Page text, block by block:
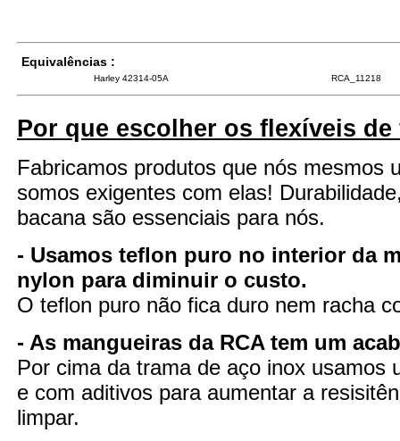
Equivalências :
Harley 42314-05A RCA_11218
Por que escolher os flexíveis de
Fabricamos produtos que nós mesmos
somos exigentes com elas!
bacana são essenciais para nós.
- Usamos teflon puro no interior da
nylon para diminuir o custo.
O teflon puro não fica duro nem racha
- As mangueiras da RCA tem um
Por cima da trama de aço inox usamos
e com aditivos para aumentar a
limpar.